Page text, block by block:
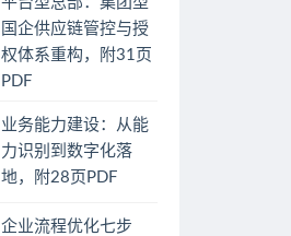
国企供应链管控与授
权体系重构，附31页
PDF
业务能力建设：从能
力识别到数字化落
地，附28页PDF
企业流程优化七步